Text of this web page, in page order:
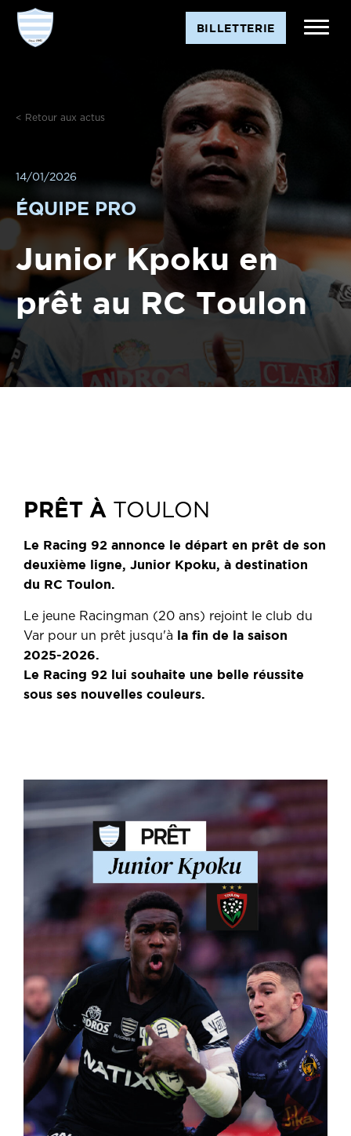
BILLETTERIE
< Retour aux actus
14/01/2026
ÉQUIPE PRO
Junior Kpoku en
prêt au RC Toulon
PRÊT À TOULON
Le Racing 92 annonce le départ en prêt de son
deuxième ligne, Junior Kpoku, à destination
du RC Toulon.
Le jeune Racingman (20 ans) rejoint le club du
Var pour un prêt jusqu'à la fin de la saison
2025-2026.
Le Racing 92 lui souhaite une belle réussite
sous ses nouvelles couleurs.